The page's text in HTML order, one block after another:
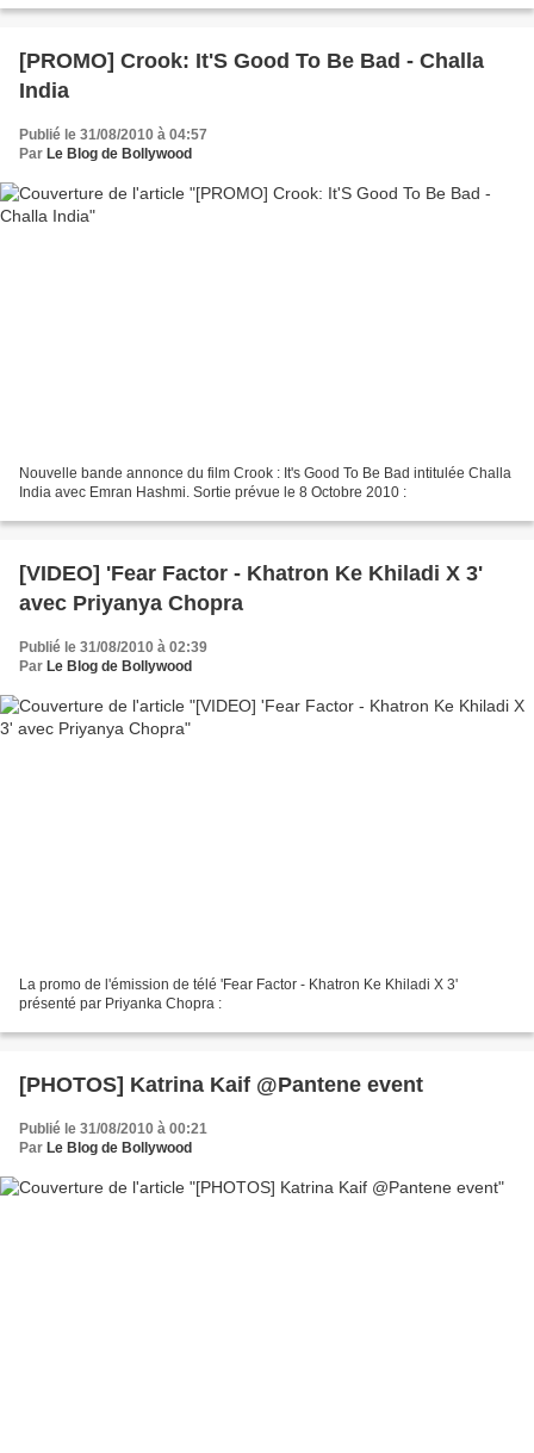
[PROMO] Crook: It'S Good To Be Bad - Challa
India
Publié le 31/08/2010 à 04:57
Par Le Blog de Bollywood
Nouvelle bande annonce du film Crook : It's Good To Be Bad intitulée Challa
India avec Emran Hashmi. Sortie prévue le 8 Octobre 2010 :
[VIDEO] 'Fear Factor - Khatron Ke Khiladi X 3'
avec Priyanya Chopra
Publié le 31/08/2010 à 02:39
Par Le Blog de Bollywood
La promo de l'émission de télé 'Fear Factor - Khatron Ke Khiladi X 3'
présenté par Priyanka Chopra :
[PHOTOS] Katrina Kaif @Pantene event
Publié le 31/08/2010 à 00:21
Par Le Blog de Bollywood